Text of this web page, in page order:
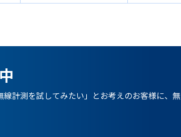
線計測を試してみたい」とお考えのお客様に、無